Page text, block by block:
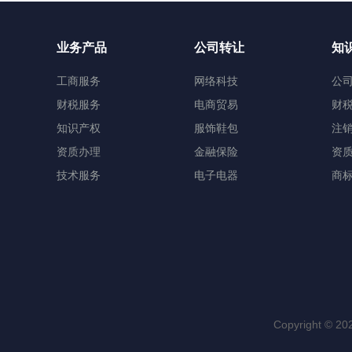
业务产品
工商服务
财税服务
知识产权
资质办理
技术服务
公司转让
网络科技
电商贸易
服饰鞋包
金融保险
电子电器
知
公
财
注
资
商
Copyright ©